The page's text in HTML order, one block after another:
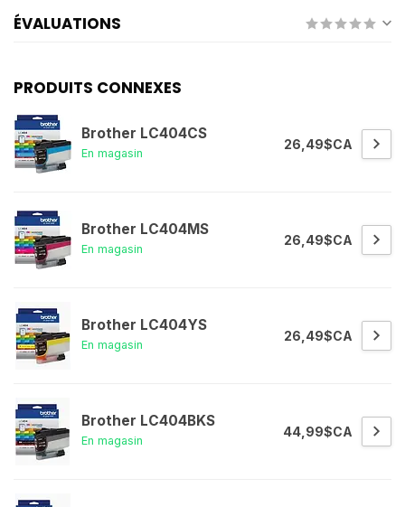
ÉVALUATIONS
PRODUITS CONNEXES
Brother LC404CS
En magasin
26,49$CA
Brother LC404MS
En magasin
26,49$CA
Brother LC404YS
En magasin
26,49$CA
Brother LC404BKS
En magasin
44,99$CA